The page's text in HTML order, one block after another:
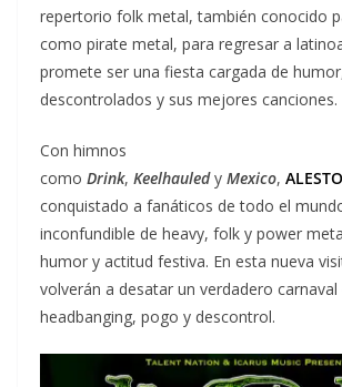
repertorio folk metal, también conocido
como pirate metal, para regresar a
promete ser una fiesta cargada de
descontrolados y sus mejores canciones.
Con himnos
como Drink, Keelhauledy Mexico,
conquistado a fanáticos de todo el
inconfundible de heavy, folk y power
humor y actitud festiva. En esta nueva
volverán a desatar un verdadero carnaval
headbanging, pogo y descontrol.